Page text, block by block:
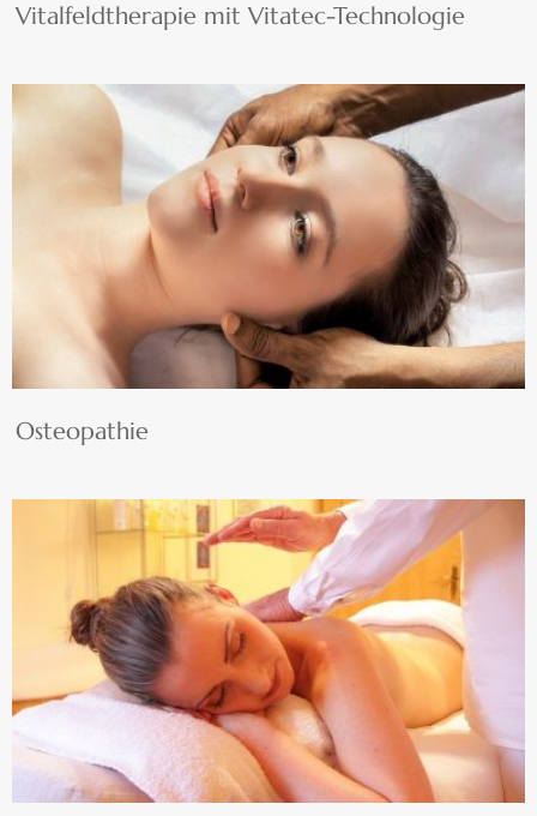
Vitalfeldtherapie mit Vitatec-Technologie
Osteopathie